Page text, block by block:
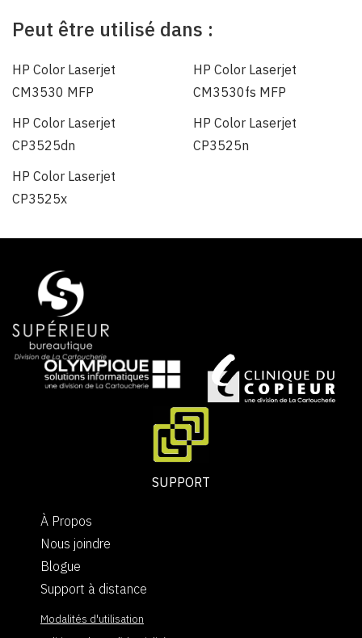
Peut être utilisé dans :
HP Color Laserjet
CM3530 MFP
HP Color Laserjet
CM3530fs MFP
HP Color Laserjet
CP3525dn
HP Color Laserjet
CP3525n
HP Color Laserjet
CP3525x
SUPPORT
À Propos
Nous joindre
Blogue
Support à distance
Modalités d'utilisation